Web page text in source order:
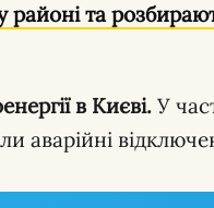
та
в Києві. У
аварійні